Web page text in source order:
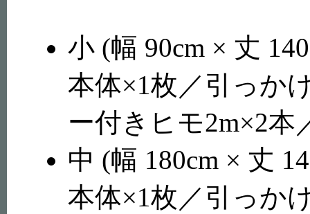
小 (幅 90cm × 丈
本体×1枚／引っか
ー付きヒモ2m×2本
中 (幅 180cm × 丈
本体×1枚／引っか